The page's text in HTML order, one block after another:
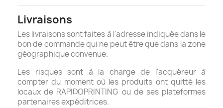
Livraisons
Les livraisons sont faites à l'adresse indiquée dans le
bon de commande qui ne peut être que dans la zone
géographique convenue.
Les risques sont à la charge de l'acquéreur à
compter du moment où les produits ont quitté les
locaux de RAPIDOPRINTING ou de ses plateformes
partenaires expéditrices.